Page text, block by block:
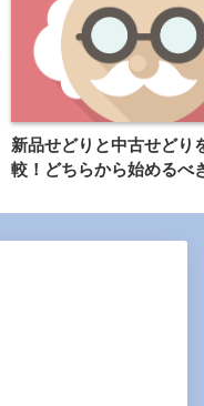
新品せどりと中古せどり
較！どちらから始めるべ